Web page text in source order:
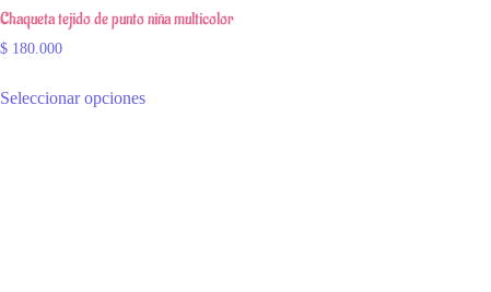
Chaqueta tejido de punto niña multicolor
$ 180.000
Seleccionar opciones